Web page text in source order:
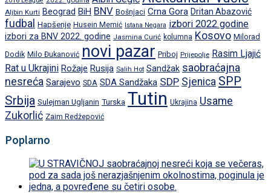
Aljbin Kurti Beograd BiH BNV Bošnjaci Crna Gora Dritan Abazović
fudbal Hapšenje Husein Memić Istana Negara izbori 2022.godine
izbori za BNV 2022. godine Jasmina Curić kolumna Kosovo Milorad
Dodik Milo Đukanović novi pazar Priboj Prijepolje Rasim Ljajić
Rat u Ukrajini Rožaje Rusija Salih Hot Sandžak saobraćajna
nesreća Sarajevo SDA SDA Sandžaka SDP Sjenica SPP
Srbija Sulejman Ugljanin Turska Tutin Ukrajina Usame
Zukorlić Zaim Redžepović
Poplarno